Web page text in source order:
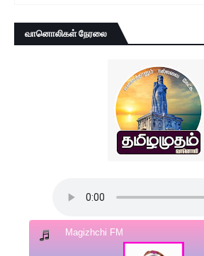
வானொலிகள் நேரலை